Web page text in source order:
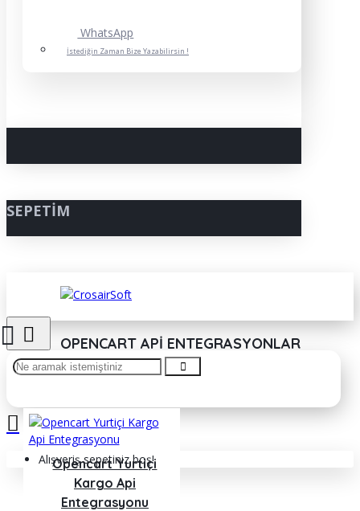
WhatsApp
İstediğin Zaman Bize Yazabilirsin !
SEPETIM
Alışveriş sepetiniz boş!
OPENCART API ENTEGRASYONLAR
Opencart Yurtiçi
Kargo Api
Entegrasyonu